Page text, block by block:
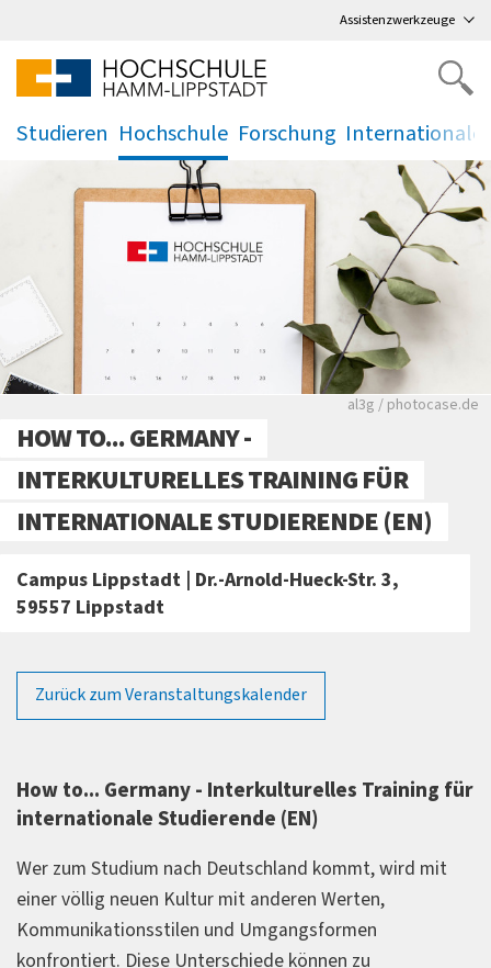
Assistenzwerkzeuge
Studieren Hochschule
.
Forschung
.
Rote leere
al3g / photocase.de
HOW TO... GERMANY -
INTERKULTURELLES TRAINING FÜR
INTERNATIONALE STUDIERENDE (EN)
Campus Lippstadt | Dr.-Arnold-Hueck-Str. 3,
59557 Lippstadt
Zurück zum Veranstaltungskalender
How to... Germany - Interkulturelles Training für
internationale Studierende (EN)
Wer zum Studium nach Deutschland kommt, wird mit
einer völlig neuen Kultur mit anderen Werten,
Kommunikationsstilen und Umgangsformen
konfrontiert. Diese Unterschiede können zu